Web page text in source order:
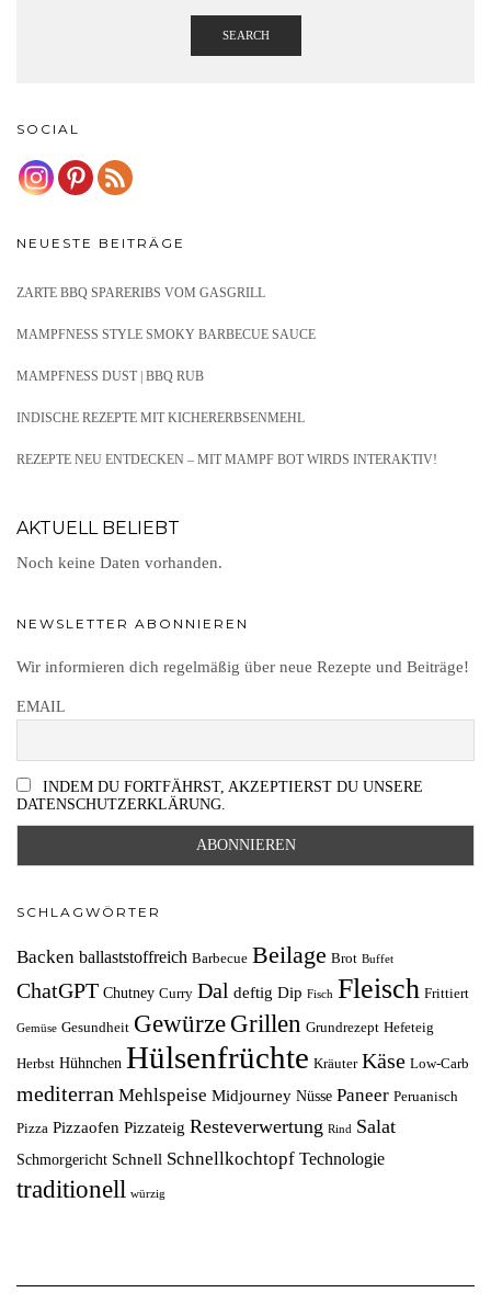
SEARCH
SOCIAL
NEUESTE BEITRÄGE
ZARTE BBQ SPARERIBS VOM GASGRILL
MAMPFNESS STYLE SMOKY BARBECUE SAUCE
MAMPFNESS DUST | BBQ RUB
INDISCHE REZEPTE MIT KICHERERBSENMEHL
REZEPTE NEU ENTDECKEN – MIT MAMPF BOT WIRDS INTERAKTIV!
AKTUELL BELIEBT
Noch keine Daten vorhanden.
NEWSLETTER ABONNIEREN
Wir informieren dich regelmäßig über neue Rezepte und Beiträge!
EMAIL
INDEM DU FORTFÄHRST, AKZEPTIERST DU UNSERE
DATENSCHUTZERKLÄRUNG.
SCHLAGWÖRTER
Backen ballaststoffreich Barbecue Beilage Brot Buffet
ChatGPT Chutney Curry Dal deftig Dip Fisch Fleisch Frittiert
Gemüse Gesundheit Gewürze Grillen Grundrezept Hefeteig
Herbst Hühnchen Hülsenfrüchte Kräuter Käse Low-Carb
mediterran Mehlspeise Midjourney Nüsse Paneer Peruanisch
Pizza Pizzaofen Pizzateig Resteverwertung Rind Salat
Schmorgericht Schnell Schnellkochtopf Technologie
traditionell würzig